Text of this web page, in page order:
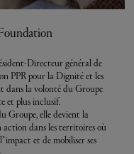
Directeur général de
PPR pour la Dignité et les
dans la volonté du Groupe
et plus inclusif.
Groupe, elle devient la
action dans les territoires où
et de mobiliser ses